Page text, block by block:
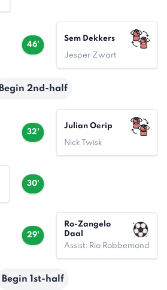
46'
Sem Dekkers
Jesper Zwart
Begin 2nd-half
32'
Julian Oerip
Nick Twisk
30'
29'
Ro-Zangelo
Daal
Assist: Rio Robbemond
Begin 1st-half